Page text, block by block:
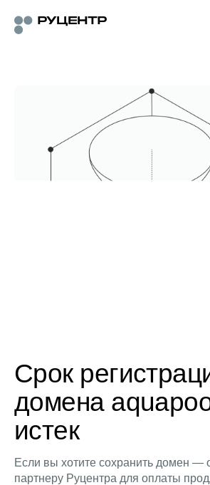
Срок
домена
истек
Если вы хотите сохранить домен —
партнеру Руцентра для оплаты